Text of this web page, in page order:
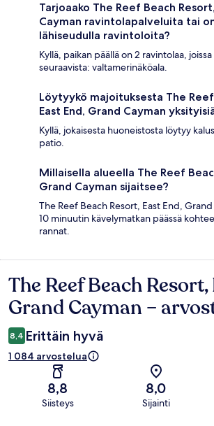
Tarjoaako The Reef Beach
Cayman ravintolapalveluita tai
lähiseudulla ravintoloita?
Kyllä, paikan päällä on 2 ravintolaa,
seuraavista: valtamerinäköala.
Löytyykö majoituksesta The
East End, Grand Cayman
Kyllä, jokaisesta huoneistosta löytyy
patio.
Millaisella alueella The Reef
Grand Cayman sijaitsee?
The Reef Beach Resort, East End,
10 minuutin kävelymatkan päässä
rannat.
Arvostelut
The Reef Beach Resort,
Grand Cayman –
8,4 Erittäin hyvä
1 084 arvostelua
8,8
Siisteys
8,0
Sijainti